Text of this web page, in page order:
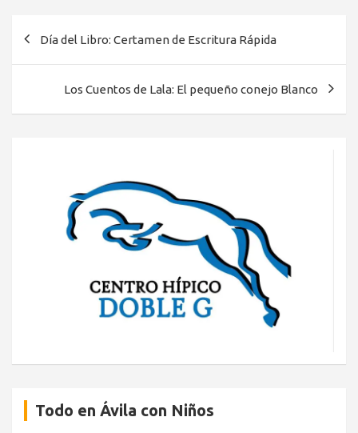
Día del Libro: Certamen de Escritura Rápida
Los Cuentos de Lala: El pequeño conejo Blanco
Todo en Ávila con Niños